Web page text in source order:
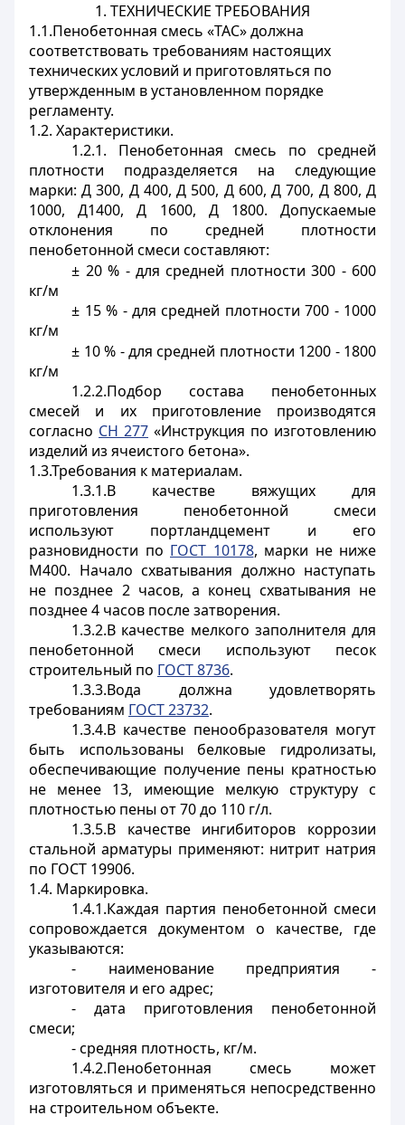
1. ТЕХНИЧЕСКИЕ ТРЕБОВАНИЯ
1.1.Пенобетонная смесь «ТАС» должна
соответствовать требованиям настоящих
технических условий и приготовляться по
утвержденным в установленном порядке
регламенту.
1.2. Характеристики.
1.2.1. Пенобетонная смесь по средней
плотности подразделяется на следующие
марки: Д 300, Д 400, Д 500, Д 600, Д 700, Д 800, Д
1000, Д1400, Д 1600, Д 1800. Допускаемые
отклонения по средней плотности
пенобетонной смеси составляют:
± 20 % - для средней плотности 300 - 600
кг/м
± 15 % - для средней плотности 700 - 1000
кг/м
± 10 % - для средней плотности 1200 - 1800
кг/м
1.2.2.Подбор состава пенобетонных
смесей и их приготовление производятся
согласно СН 277 «Инструкция по изготовлению
изделий из ячеистого бетона».
1.3.Требования к материалам.
1.3.1.В качестве вяжущих для
приготовления пенобетонной смеси
используют портландцемент и его
разновидности по ГОСТ 10178, марки не ниже
М400. Начало схватывания должно наступать
не позднее 2 часов, а конец схватывания не
позднее 4 часов после затворения.
1.3.2.В качестве мелкого заполнителя для
пенобетонной смеси используют песок
строительный по ГОСТ 8736.
1.3.3.Вода должна удовлетворять
требованиям ГОСТ 23732.
1.3.4.В качестве пенообразователя могут
быть использованы белковые гидролизаты,
обеспечивающие получение пены кратностью
не менее 13, имеющие мелкую структуру с
плотностью пены от 70 до 110 г/л.
1.3.5.В качестве ингибиторов коррозии
стальной арматуры применяют: нитрит натрия
по ГОСТ 19906.
1.4. Маркировка.
1.4.1.Каждая партия пенобетонной смеси
сопровождается документом о качестве, где
указываются:
- наименование предприятия -
изготовителя и его адрес;
- дата приготовления пенобетонной
смеси;
- средняя плотность, кг/м.
1.4.2.Пенобетонная смесь может
изготовляться и применяться непосредственно
на строительном объекте.